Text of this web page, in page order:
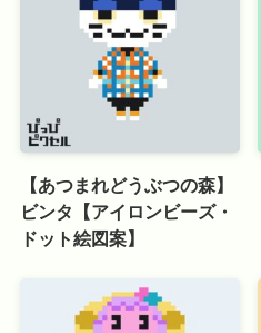
【あつまれどうぶつの森】
ビンタ【アイロンビーズ・
ドット絵図案】